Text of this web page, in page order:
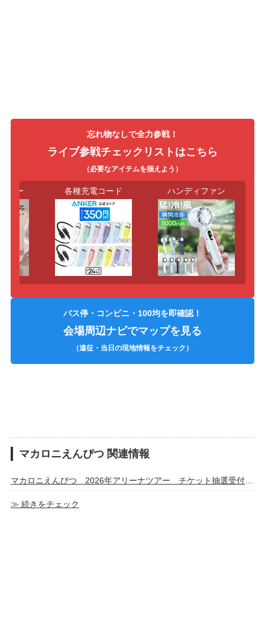
忘れ物なしで全力参戦！
ライブ参戦チェックリストはこちら
（必要なアイテムを揃えよう）
各種充電コード ハンディファン
バス停・コンビニ・100均を即確認！
会場周辺ナビでマップを見る
（遠征・当日の現地情報をチェック）
マカロニえんぴつ 関連情報
≫ 続きをチェック